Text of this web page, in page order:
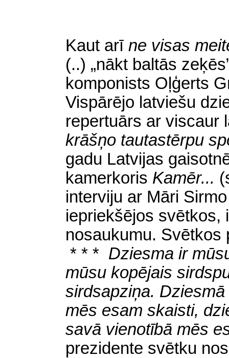
Kaut arī ne visas
(..) „nākt baltās
komponists Oļģerts
Vispārējo latviešu
repertuārs ar viscaur
krāšņo tautastērpu
gadu Latvijas
kamerkoris Kamēr...
interviju ar Māri
iepriekšējos svētkos,
nosaukumu. Svētkos
* * * Dziesma ir
mūsu kopējais
sirdsapziņa.
mēs esam skaisti,
savā vienotībā mēs
prezidente svētku